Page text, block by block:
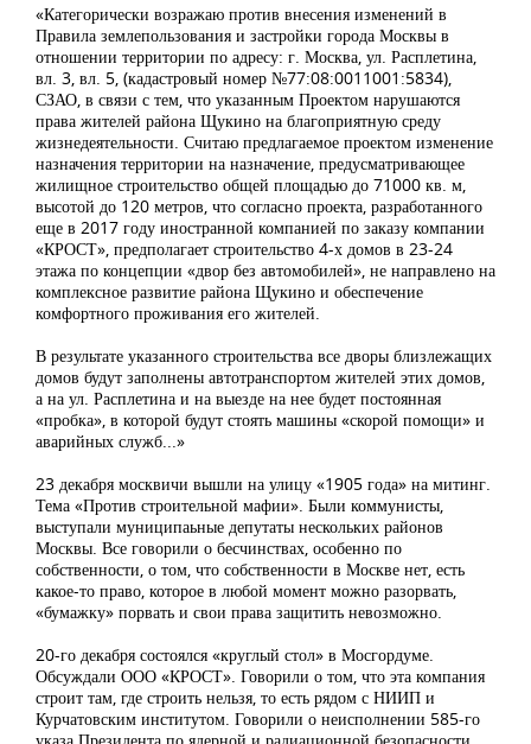
«Категорически возражаю против внесения изменений в
Правила землепользования и застройки города Москвы в
отношении территории по адресу: г. Москва, ул. Расплетина,
вл. 3, вл. 5, (кадастровый номер №77:08:0011001:5834),
СЗАО, в связи с тем, что указанным Проектом нарушаются
права жителей района Щукино на благоприятную среду
жизнедеятельности. Считаю предлагаемое проектом изменение
назначения территории на назначение, предусматривающее
жилищное строительство общей площадью до 71000 кв. м,
высотой до 120 метров, что согласно проекта, разработанного
еще в 2017 году иностранной компанией по заказу компании
«КРОСТ», предполагает строительство 4-х домов в 23-24
этажа по концепции «двор без автомобилей», не направлено на
комплексное развитие района Щукино и обеспечение
комфортного проживания его жителей.
В результате указанного строительства все дворы близлежащих
домов будут заполнены автотранспортом жителей этих домов,
а на ул. Расплетина и на выезде на нее будет постоянная
«пробка», в которой будут стоять машины «скорой помощи» и
аварийных служб...»
23 декабря москвичи вышли на улицу «1905 года» на митинг.
Тема «Против строительной мафии». Были коммунисты,
выступали муниципаьные депутаты нескольких районов
Москвы. Все говорили о бесчинствах, особенно по
собственности, о том, что собственности в Москве нет, есть
какое-то право, которое в любой момент можно разорвать,
«бумажку» порвать и свои права защитить невозможно.
20-го декабря состоялся «круглый стол» в Мосгордуме.
Обсуждали ООО «КРОСТ». Говорили о том, что эта компания
строит там, где строить нельзя, то есть рядом с НИИП и
Курчатовским институтом. Говорили о неисполнении 585-го